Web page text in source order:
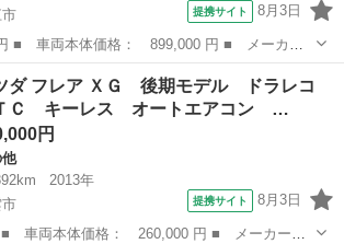
提携サイト 8月3日
： フレアワゴンタフスタイル ■ グレード
Ｓ☆８型ナビ☆ＤＳＢＳ☆両側パワスラ☆試乗
マツダ
ダ フレア ＸＧ 後期モデル ドラレコ
Ｃ キーレス オートエアコン …
円
2013年
提携サイト 8月3日